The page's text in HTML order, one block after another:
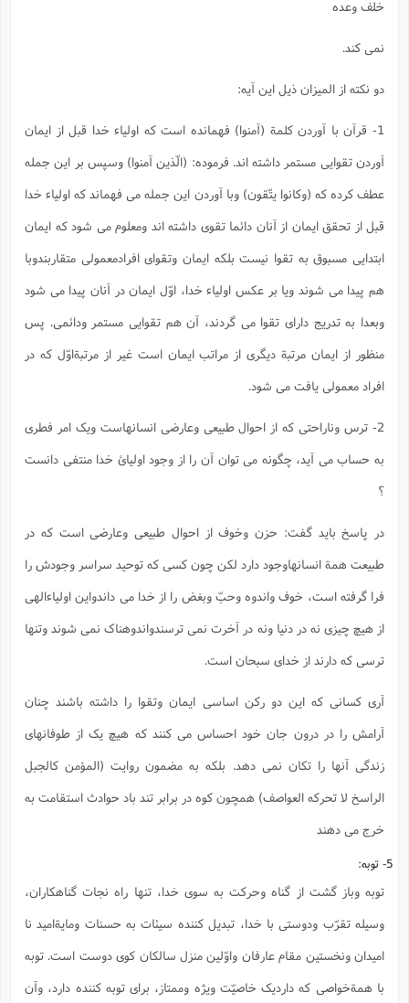
خلف وعده
نمی کند.
دو نکته از المیزان ذیل این آیه:
1- قرآن با آوردن کلمة (آمنوا) فهمانده است که اولیاء خدا قبل از ایمان
آوردن تقوایی مستمر داشته اند. فرموده: (الّذین آمنوا) وسپس بر این جمله
عطف کرده که (وکانوا یتّقون) وبا آوردن این جمله می فهماند که اولیاء خدا
قبل از تحقق ایمان از آنان دائما تقوی داشته اند ومعلوم می شود که ایمان
ابتدایی مسبوق به تقوا نیست بلکه ایمان وتقوای افرادمعمولی متقاربندوبا
هم پیدا می شوند ویا بر عکس اولیاء خدا، اوّل ایمان در آنان پیدا می شود
وبعدا به تدریج دارای تقوا می گردند، آن هم تقوایی مستمر ودائمی. پس
منظور از ایمان مرتبة دیگری از مراتب ایمان است غیر از مرتبةاوّل که در
افراد معمولی یافت می شود.
2- ترس وناراحتی که از احوال طبیعی وعارضی انسانهاست ویک امر فطری
به حساب می آید، چگونه می توان آن را از وجود اولیائ خدا منتفی دانست
؟
در پاسخ باید گفت: حزن وخوف از احوال طبیعی وعارضی است که در
طبیعت همة انسانهاوجود دارد لکن چون کسی که توحید سراسر وجودش را
فرا گرفته است، خوف واندوه وحبّ وبغض را از خدا می داندواین اولیاءالهی
از هیچ چیزی نه در دنیا ونه در آخرت نمی ترسندواندوهناک نمی شوند وتنها
ترسی که دارند از خدای سبحان است.
آری کسانی که این دو رکن اساسی ایمان وتقوا را داشته باشند چنان
آرامش را در درون جان خود احساس می کنند که هیچ یک از طوفانهای
زندگی آنها را تکان نمی دهد. بلکه به مضمون روایت (المؤمن کالجبل
الراسخ لا تحرکه العواصف) همچون کوه در برابر تند باد حوادث استقامت به
خرج می دهند
5- توبه:
توبه وباز گشت از گناه وحرکت به سوی خدا، تنها راه نجات گناهکاران،
وسیله تقرّب ودوستی با خدا، تبدیل کننده سیئات به حسنات ومایةامید نا
امیدان ونخستین مقام عارفان واوّلین منزل سالکان کوی دوست است. توبه
با همةخواصی که داردیک خاصیّت ویژه وممتاز، برای توبه کننده دارد، وآن